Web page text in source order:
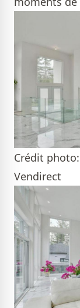
Crédit
Vendirect